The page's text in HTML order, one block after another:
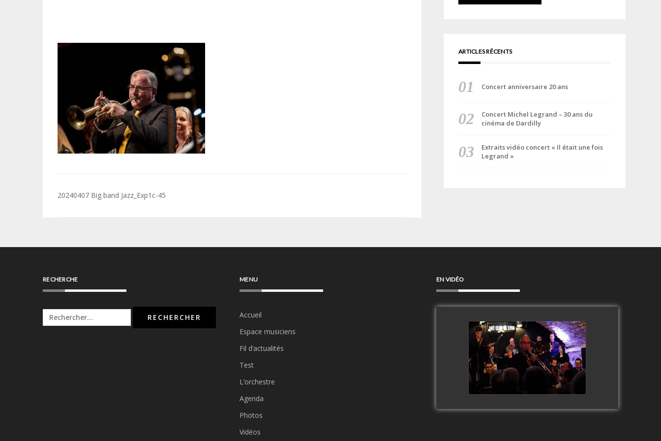
Navigation
20240407 Big band Jazz_Exp1c-45
ARTICLES RÉCENTS
Concert anniversaire 20 ans
Concert Michel Legrand – 30 ans du
cinéma de Dardilly
Extraits vidéo concert « Il était une fois
Legrand »
RECHERCHE
Rechercher :
MENU
Accueil
Espace musiciens
Fil d’actualités
Test
L’orchestre
Agenda
Photos
Vidéos
EN VIDÉO
Clip Only Big Band 2019
watch video